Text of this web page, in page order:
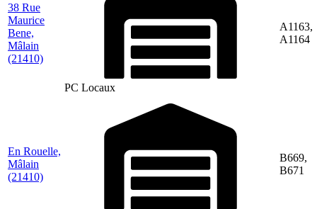
38 Rue
Maurice
Bene,
Mâlain
(21410)
PC Locaux
A1163,
A1164
En Rouelle,
Mâlain
(21410)
B669,
B671